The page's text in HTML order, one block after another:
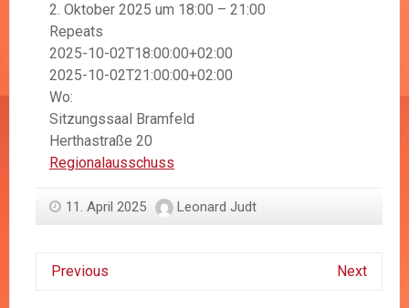
2. Oktober 2025 um 18:00 – 21:00
Repeats
2025-10-02T18:00:00+02:00
2025-10-02T21:00:00+02:00
Wo:
Sitzungssaal Bramfeld
Herthastraße 20
Regionalausschuss
11. April 2025 Leonard Judt
Previous Next